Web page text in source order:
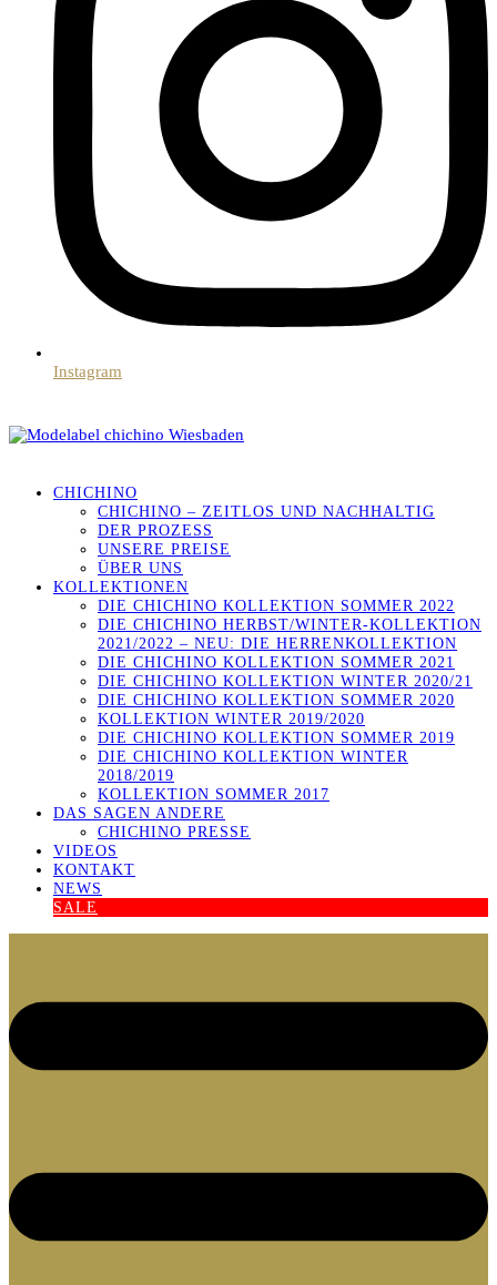
Instagram
CHICHINO
CHICHINO – ZEITLOS UND NACHHALTIG
DER PROZESS
UNSERE PREISE
ÜBER UNS
KOLLEKTIONEN
DIE CHICHINO KOLLEKTION SOMMER 2022
DIE CHICHINO HERBST/WINTER-KOLLEKTION
2021/2022 – NEU: DIE HERRENKOLLEKTION
DIE CHICHINO KOLLEKTION SOMMER 2021
DIE CHICHINO KOLLEKTION WINTER 2020/21
DIE CHICHINO KOLLEKTION SOMMER 2020
KOLLEKTION WINTER 2019/2020
DIE CHICHINO KOLLEKTION SOMMER 2019
DIE CHICHINO KOLLEKTION WINTER
2018/2019
KOLLEKTION SOMMER 2017
DAS SAGEN ANDERE
CHICHINO PRESSE
VIDEOS
KONTAKT
NEWS
SALE